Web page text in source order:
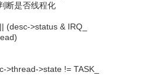
断是否线程化
(desc->status & IRQ_
>thread->state != TASK_